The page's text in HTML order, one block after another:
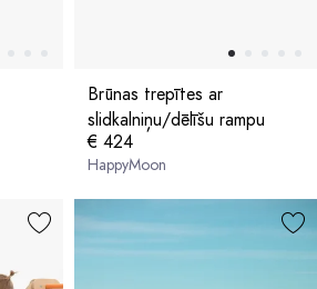
Brūnas trepītes ar
slidkalniņu/dēlīšu rampu
€ 424
HappyMoon